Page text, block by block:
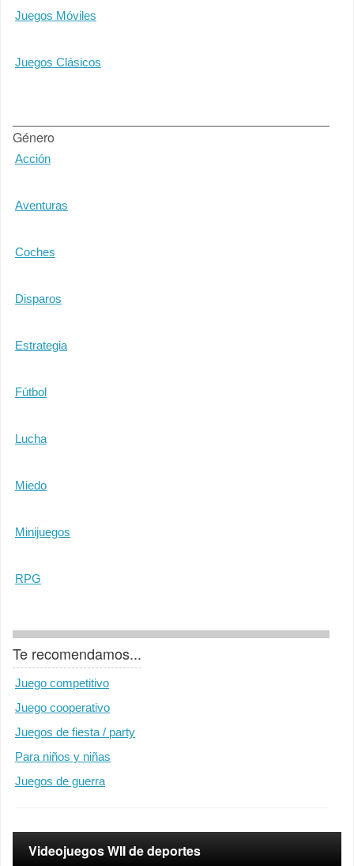
Juegos Móviles
Juegos Clásicos
Género
Acción
Aventuras
Coches
Disparos
Estrategia
Fútbol
Lucha
Miedo
Minijuegos
RPG
Te recomendamos...
Juego competitivo
Juego cooperativo
Juegos de fiesta / party
Para niños y niñas
Juegos de guerra
Videojuegos WII de deportes